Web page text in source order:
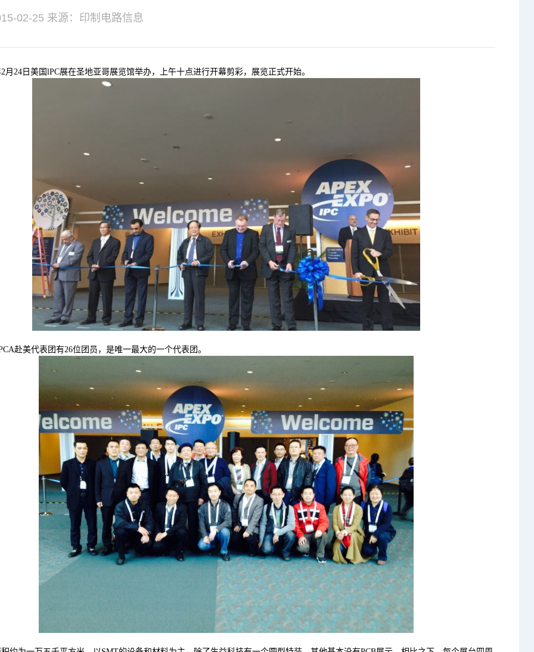
02-25 来源：印制电路信息
日美国lPC展在圣地亚哥展览馆举办，上午十点进行开幕剪彩，展览正式开始。
赴美代表团有26位团员，是唯一最大的一个代表团。